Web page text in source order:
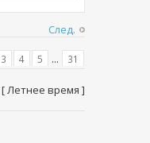
След.
3 4 5 ... 31
[ Летнее время ]